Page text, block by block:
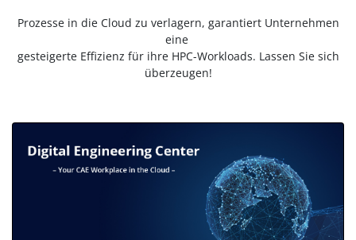
Prozesse in die Cloud zu verlagern, garantiert Unternehmen
eine
gesteigerte Effizienz für ihre HPC-Workloads. Lassen Sie sich
überzeugen!